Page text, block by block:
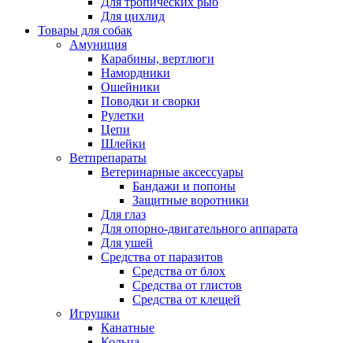
Для цихлид
Товары для собак
Амуниция
Карабины, вертлюги
Намордники
Ошейники
Поводки и сворки
Рулетки
Цепи
Шлейки
Ветпрепараты
Ветеринарные аксессуары
Бандажи и попоны
Защитные воротники
Для глаз
Для опорно-двигательного аппарата
Для ушей
Средства от паразитов
Средства от блох
Средства от глистов
Средства от клещей
Игрушки
Канатные